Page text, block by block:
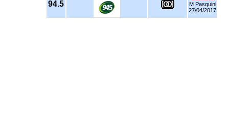
94.5
M Pasquini
27/04/2017